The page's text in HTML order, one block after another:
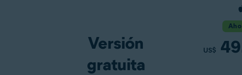
Versión
gratuita
US$